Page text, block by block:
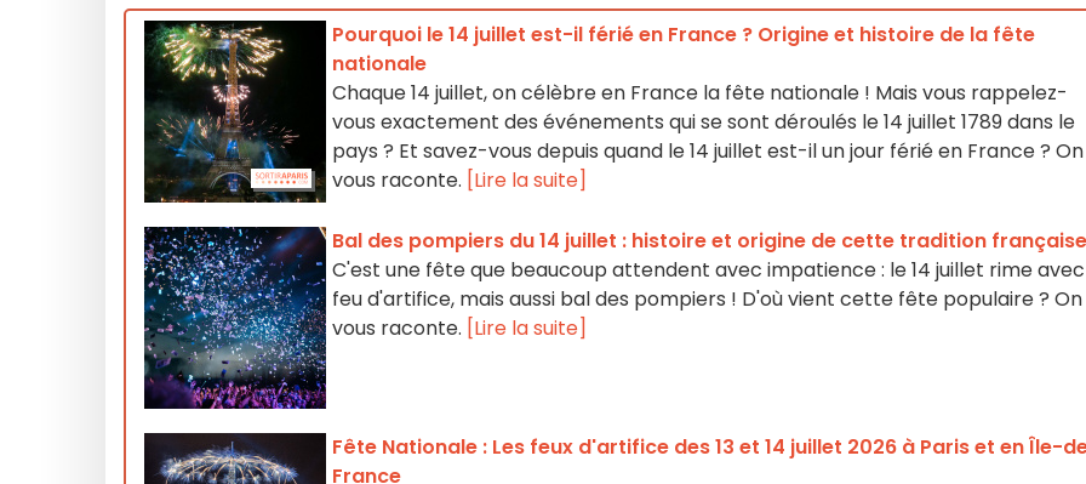
Pourquoi le 14 juillet est-il férié en France ? Origine et histoire de la fête
nationale
Chaque 14 juillet, on célèbre en France la fête nationale ! Mais vous rappelez-
vous exactement des événements qui se sont déroulés le 14 juillet 1789 dans le
pays ? Et savez-vous depuis quand le 14 juillet est-il un jour férié en France ? On
vous raconte. [Lire la suite]
Bal des pompiers du 14 juillet : histoire et origine de cette tradition française
C'est une fête que beaucoup attendent avec impatience : le 14 juillet rime avec
feu d'artifice, mais aussi bal des pompiers ! D'où vient cette fête populaire ? On
vous raconte. [Lire la suite]
Fête Nationale : Les feux d'artifice des 13 et 14 juillet 2026 à Paris et en Île-
France